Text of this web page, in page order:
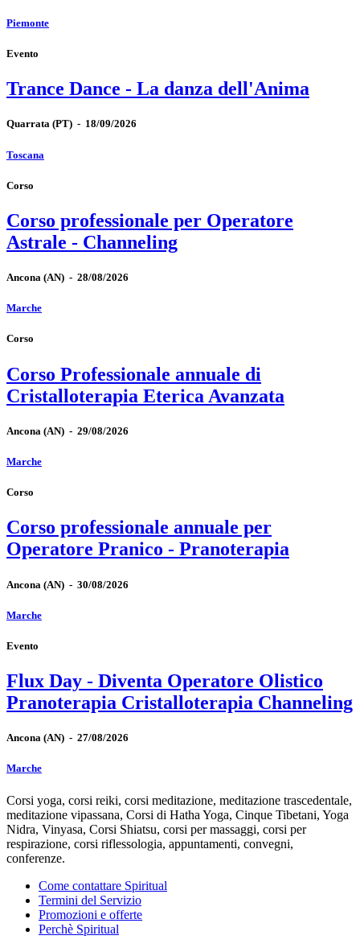
Piemonte
Evento
Trance Dance - La danza dell'Anima
Quarrata (PT) - 18/09/2026
Toscana
Corso
Corso professionale per Operatore
Astrale - Channeling
Ancona (AN) - 28/08/2026
Marche
Corso
Corso Professionale annuale di
Cristalloterapia Eterica Avanzata
Ancona (AN) - 29/08/2026
Marche
Corso
Corso professionale annuale per
Operatore Pranico - Pranoterapia
Ancona (AN) - 30/08/2026
Marche
Evento
Flux Day - Diventa Operatore Olistico
Pranoterapia Cristalloterapia Channeling
Ancona (AN) - 27/08/2026
Marche
Corsi yoga, corsi reiki, corsi meditazione, meditazione trascedentale,
meditazione vipassana, Corsi di Hatha Yoga, Cinque Tibetani, Yoga
Nidra, Vinyasa, Corsi Shiatsu, corsi per massaggi, corsi per
respirazione, corsi riflessologia, appuntamenti, convegni,
conferenze.
Come contattare Spiritual
Termini del Servizio
Promozioni e offerte
Perchè Spiritual